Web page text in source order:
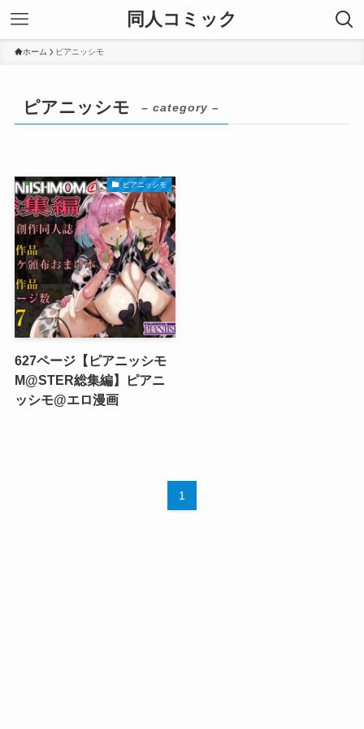
同人コミック
ホーム ピアニッシモ
ピアニッシモ – category –
ピアニッシモ
627ページ【ピアニッシモ
M@STER総集編】ピアニ
ッシモ@エロ漫画
1